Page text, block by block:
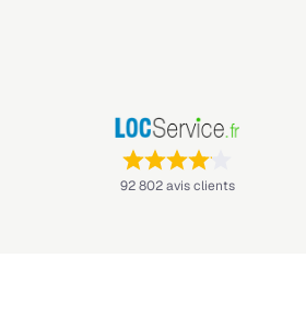
Note : 4,1 sur 5 —
92 802 avis clients